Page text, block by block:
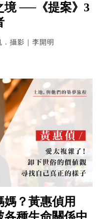
境 ──《提案》3
攝影｜李開明
媽？黃惠偵用
各種生命關係中